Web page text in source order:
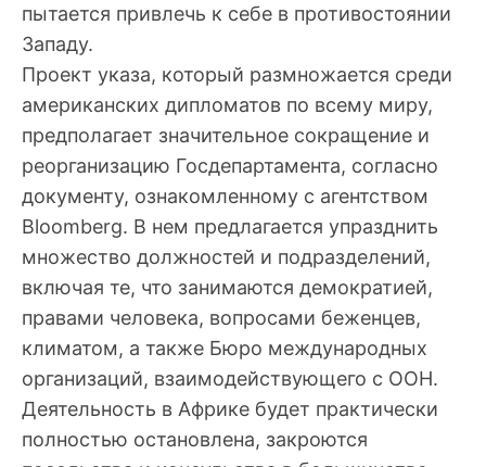
пытается привлечь к себе в противостоянии
Западу.
Проект указа, который размножается среди
американских дипломатов по всему миру,
предполагает значительное сокращение и
реорганизацию Госдепартамента, согласно
документу, ознакомленному с агентством
Bloomberg. В нем предлагается упразднить
множество должностей и подразделений,
включая те, что занимаются демократией,
правами человека, вопросами беженцев,
климатом, а также Бюро международных
организаций, взаимодействующего с ООН.
Деятельность в Африке будет практически
полностью остановлена, закроются